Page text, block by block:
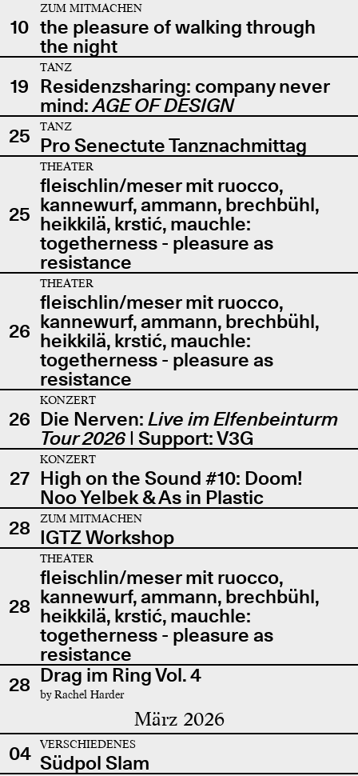
10
ZUM MITMACHEN
the pleasure of walking through
the night
19
TANZ
Residenzsharing: company never
mind:AGE OF DESIGN
25
TANZ
Pro Senectute Tanznachmittag
25
THEATER
fleischlin/meser mit ruocco,
kannewurf, ammann, brechbühl,
heikkilä, krstić, mauchle:
togetherness - pleasure as
resistance
26
THEATER
fleischlin/meser mit ruocco,
kannewurf, ammann, brechbühl,
heikkilä, krstić, mauchle:
togetherness - pleasure as
resistance
26
KONZERT
Die Nerven: Live im Elfenbeinturm
Tour 2026| Support: V3G
27
KONZERT
High on the Sound #10: Doom!
Noo Yelbek & As in Plastic
28
ZUM MITMACHEN
IGTZ Workshop
28
THEATER
fleischlin/meser mit ruocco,
kannewurf, ammann, brechbühl,
heikkilä, krstić, mauchle:
togetherness - pleasure as
resistance
28 Drag im Ring Vol. 4
by Rachel Harder
März 2026
04 VERSCHIEDENES
Südpol Slam